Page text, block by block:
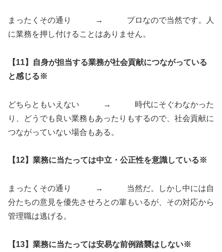
まったくその通り → プロなので当然です。人
に業務を押し付けることはありません。
【11】自身が担当する業務が社会貢献につながっている
と感じる※
どちらともいえない → 時代にそぐわなかった
り、どうでも良い業務もあったりもするので、社会貢献に
つながっていない場合もある。
【12】業務に当たっては中立・公正性を意識している※
まったくその通り → 当然だ。しかし中には自
分たちの意見を優先させろとの輩もいるが、その対応から
管理職は逃げる。
【13】業務に当たっては安易な前例踏襲はしない※